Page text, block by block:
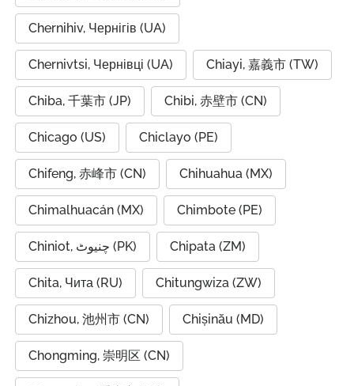
Chernihiv, Чернігів (UA)
Chernivtsi, Чернівці (UA) Chiayi, 嘉義市 (TW)
Chiba, 千葉市 (JP) Chibi, 赤壁市 (CN)
Chicago (US) Chiclayo (PE)
Chifeng, 赤峰市 (CN) Chihuahua (MX)
Chimalhuacán (MX) Chimbote (PE)
Chiniot, چنیوٹ (PK) Chipata (ZM)
Chita, Чита (RU) Chitungwiza (ZW)
Chizhou, 池州市 (CN) Chișinău (MD)
Chongming, 崇明区 (CN)